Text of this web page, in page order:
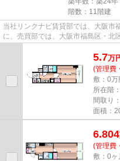
階数：11階建
当社リンクナビ賃貸部では、大阪市
に、売買部では、大阪市福島区・北
5.7万
(管理費
敷：0万
所在階
間取り
面積：
6.804
(管理費
敷：0ヶ